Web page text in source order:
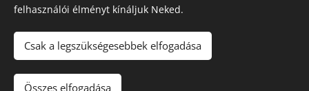
található kvercetin számos gyulladásos egészségügyi
szívbetegségeket, az érrendszeri problémákat, az
allergiákat, a fertőzéseket, a krónikus fáradtságot és
az autoimmun rendellenességekkel kapcsolatos
felhasználói élményt kínáljuk Neked.
Csak a legszükségesebbek elfogadása
Összes elfogadása